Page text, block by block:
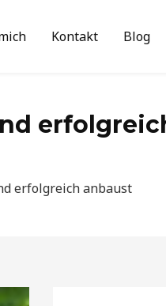
Kontakt Blog
erfolgreich anbaust